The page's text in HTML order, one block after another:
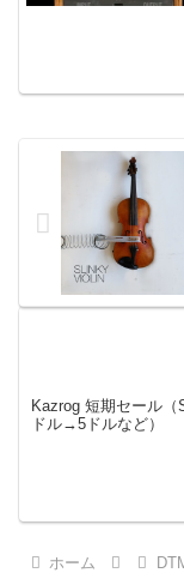
Kazrog 短期セール
ドル→5ドルなど）
ホーム